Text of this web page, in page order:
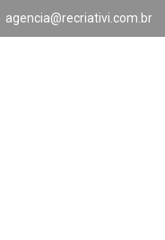
agencia@recriativi.com.br